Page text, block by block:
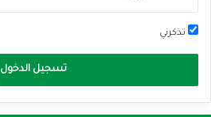
تذكرني
تسجيل الدخول